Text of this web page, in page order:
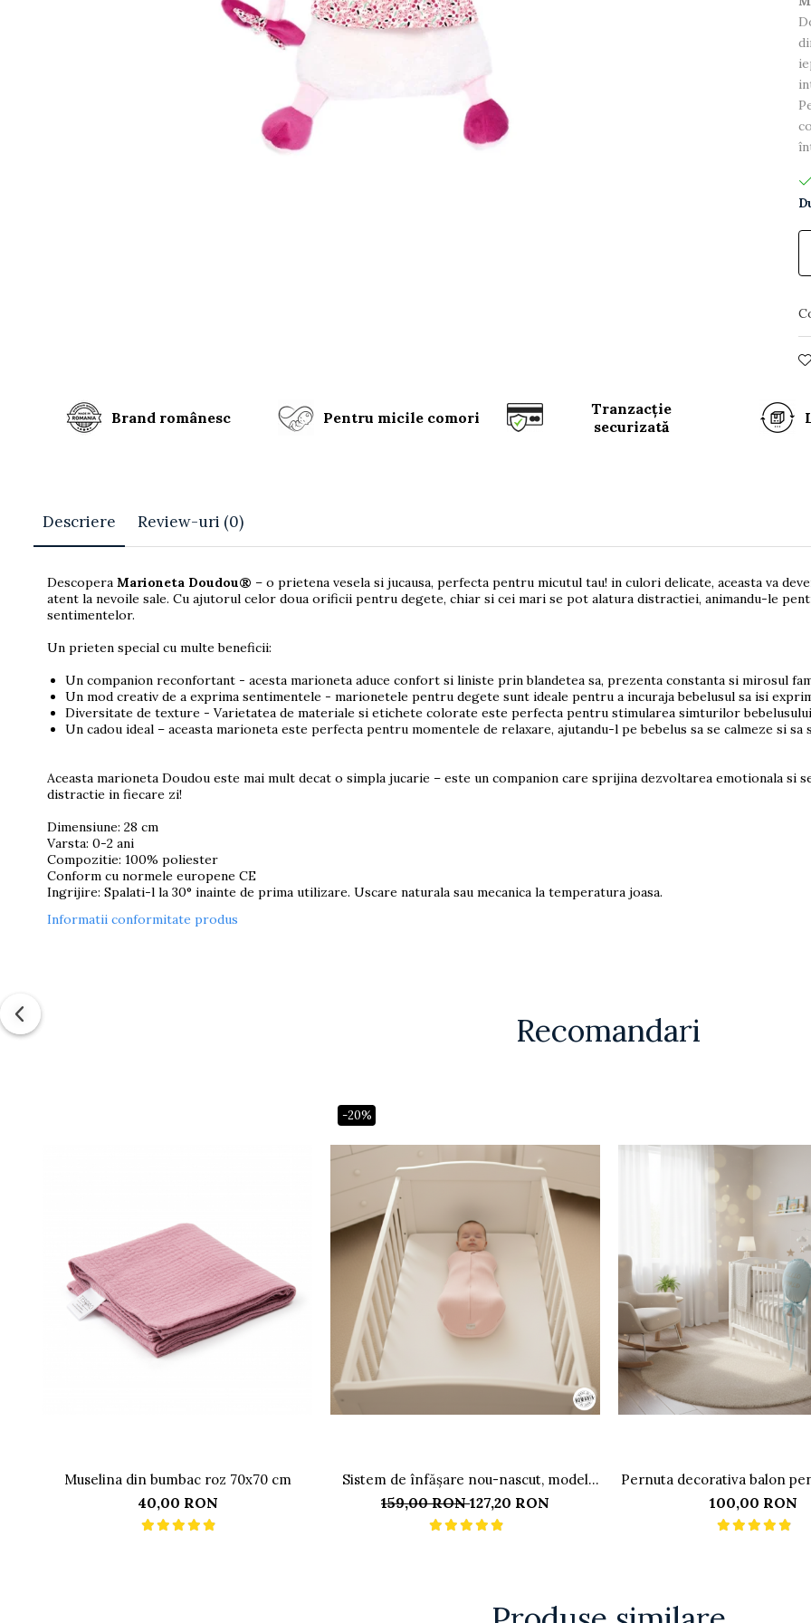
Brand românesc Pentru micile comori
Tranzacție
securizată
Descriere Review-uri (0)
Descopera Marioneta Doudou® – o prietena vesela si jucausa, perfecta pentru micutul tau! in culori delicate, aceasta va
atent la nevoile sale. Cu ajutorul celor doua orificii pentru degete, chiar si cei mari se pot alatura distractiei, animandu-le
sentimentelor.
Un prieten special cu multe beneficii:
Un companion reconfortant - acesta marioneta aduce confort si liniste prin blandetea sa, prezenta constanta si mirosul
Un mod creativ de a exprima sentimentele - marionetele pentru degete sunt ideale pentru a incuraja bebelusul sa isi
Diversitate de texture - Varietatea de materiale si etichete colorate este perfecta pentru stimularea simturilor
Un cadou ideal – aceasta marioneta este perfecta pentru momentele de relaxare, ajutandu-l pe bebelus sa se calmeze si sa
Aceasta marioneta Doudou este mai mult decat o simpla jucarie – este un companion care sprijina dezvoltarea emotionala si
distractie in fiecare zi!
Dimensiune: 28 cm
Varsta: 0-2 ani
Compozitie: 100% poliester
Conform cu normele europene CE
Ingrijire: Spalati-l la 30° inainte de prima utilizare. Uscare naturala sau mecanica la temperatura joasa.
Informatii conformitate produs
Recomandari
Muselina din bumbac roz 70x70 cm
40,00 RON
-20%
Sistem de înfășare nou-nascut, model
săculeț cu aripi de susținere a brațelor, 0-
3 luni (3-6 kg), Rosa
159,00 RON127,20 RON
Pernuta decorativa balon
bebelusului
100,00 RON